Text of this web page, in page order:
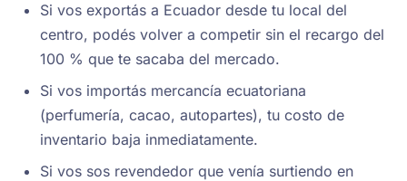
Si vos exportás a Ecuador desde tu local del
centro, podés volver a competir sin el recargo del
100 % que te sacaba del mercado.
Si vos importás mercancía ecuatoriana
(perfumería, cacao, autopartes), tu costo de
inventario baja inmediatamente.
Si vos sos revendedor que venía surtiendo en